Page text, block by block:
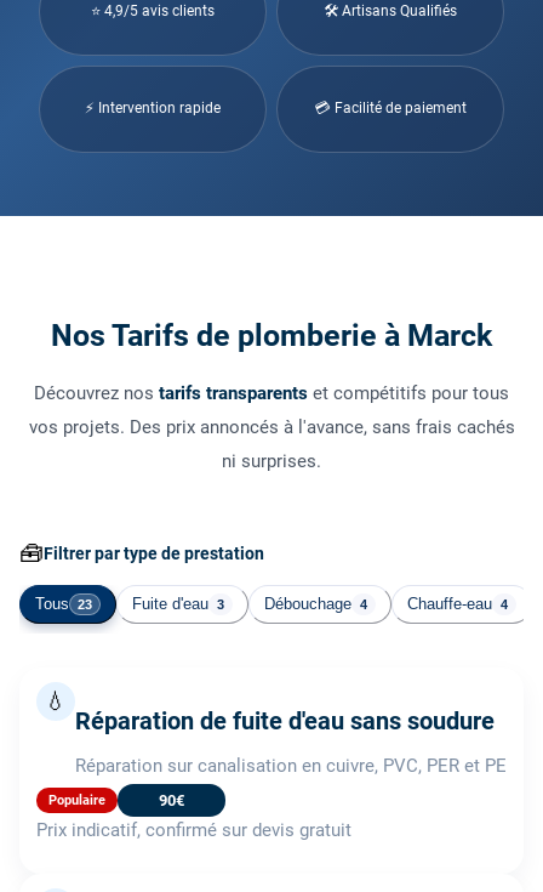
⭐ 4,9/5 avis clients 🛠 Artisans Qualifiés
⚡ Intervention rapide 💳 Facilité de paiement
Nos Tarifs de plomberie à Marck
Découvrez nos tarifs transparents et compétitifs pour tous
vos projets. Des prix annoncés à l'avance, sans frais cachés
ni surprises.
🧰Filtrer par type de prestation
Tous 23 Fuite d'eau 3 Débouchage 4 Chauffe-eau 4
💧
Réparation de fuite d'eau sans soudure
Réparation sur canalisation en cuivre, PVC, PER et PE
Populaire 90€
Prix indicatif, confirmé sur devis gratuit